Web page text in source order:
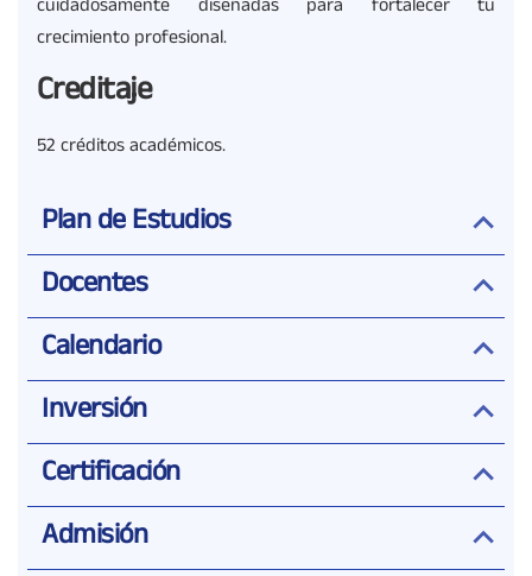
cuidadosamente diseñadas para fortalecer tu
crecimiento profesional.
Creditaje
52 créditos académicos.
Plan de Estudios
Docentes
Calendario
Inversión
Certificación
Admisión